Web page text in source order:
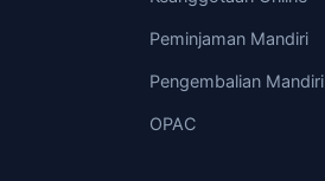
Peminjaman Mandiri
Pengembalian Mandiri
OPAC